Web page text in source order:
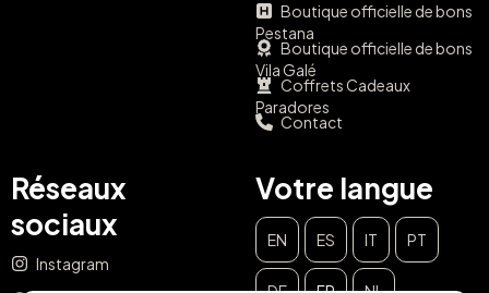
Boutique officielle de bons
Pestana
Boutique officielle de bons
Vila Galé
Coffrets Cadeaux
Paradores
Contact
Réseaux
sociaux
Instagram
Votre langue
EN ES IT PT